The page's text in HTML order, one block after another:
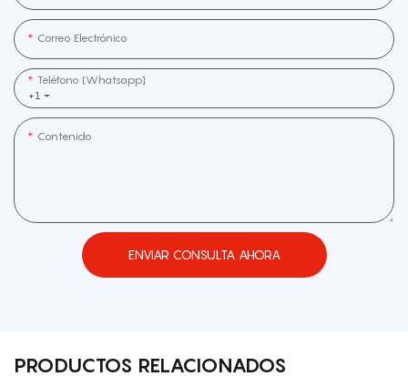
Correo Electrónico
+1
Teléfono (whatsapp]
Contenido
ENVIAR CONSULTA AHORA
PRODUCTOS RELACIONADOS